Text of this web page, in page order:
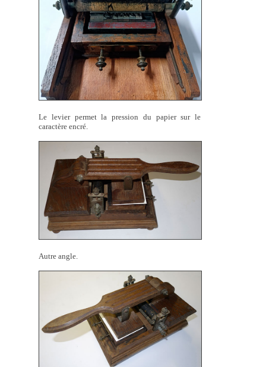
Le levier permet la pression du papier sur le
caractère encré.
Autre angle.